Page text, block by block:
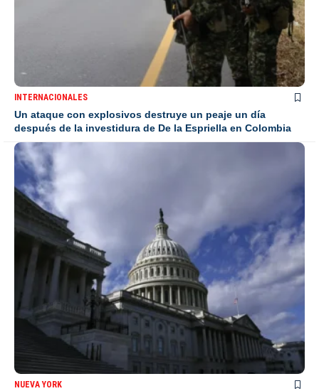
INTERNACIONALES
Un ataque con explosivos destruye un peaje un día
después de la investidura de De la Espriella en Colombia
NUEVA YORK